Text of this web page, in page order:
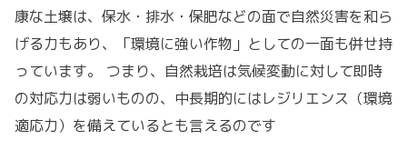
康な土壌は、保水・排水・保肥などの面で自然災害を和ら
げる力もあり、「環境に強い作物」としての一面も併せ持
っています。 つまり、自然栽培は気候変動に対して即時
の対応力は弱いものの、中長期的にはレジリエンス（環境
適応力）を備えているとも言えるのです